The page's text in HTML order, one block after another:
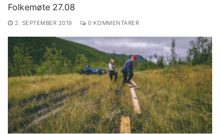
Folkemøte 27.08
2. SEPTEMBER 2019 0 KOMMENTARER